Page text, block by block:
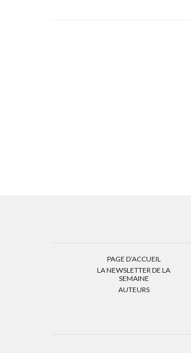
PAGE D’ACCUEIL
LA NEWSLETTER DE LA
SEMAINE
AUTEURS